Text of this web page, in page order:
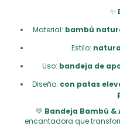
✨
Material: bambú
Estilo:
Uso: bandeja de
Diseño: con patas
💛 Bandeja Bambú &
encantadora que